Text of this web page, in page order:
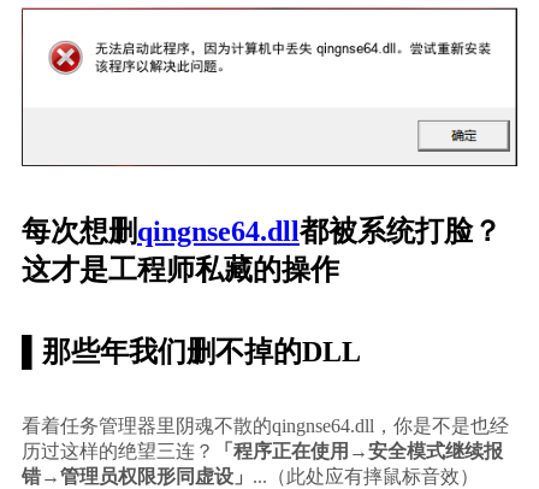
每次想删qingnse64.dll都被系统打脸？
这才是工程师私藏的操作
▌那些年我们删不掉的DLL
看着任务管理器里阴魂不散的qingnse64.dll，你是不是也经
历过这样的绝望三连？
「程序正在使用→安全模式继续报
错→管理员权限形同虚设」 ...（此处应有摔鼠标音效）